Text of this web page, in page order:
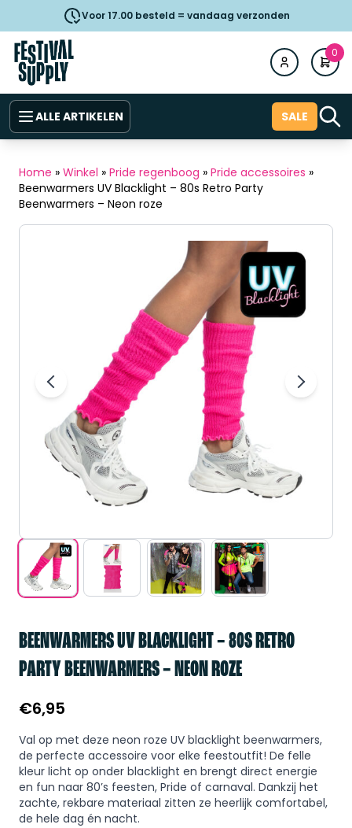
Voor 17.00 besteld = vandaag verzonden
0
ALLE ARTIKELEN SALE
Home » Winkel » Pride regenboog » Pride accessoires »
Beenwarmers UV Blacklight – 80s Retro Party
Beenwarmers – Neon roze
BEENWARMERS UV BLACKLIGHT – 80S RETRO
PARTY BEENWARMERS – NEON ROZE
€6,95
Val op met deze neon roze UV blacklight beenwarmers,
de perfecte accessoire voor elke feestoutfit! De felle
kleur licht op onder blacklight en brengt direct energie
en fun naar 80’s feesten, Pride of carnaval. Dankzij het
zachte, rekbare materiaal zitten ze heerlijk comfortabel,
de hele dag én nacht.